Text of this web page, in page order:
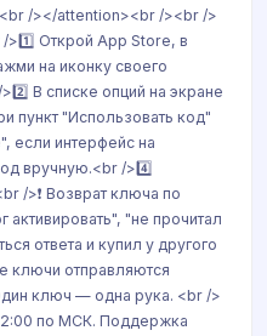
/></attention><br /><br />
/>1️⃣ Открой App Store, в
на иконку своего
В списке опций на экране
пункт "Использовать код"
если интерфейс на
вручную.<br />4️⃣
/>❗ Возврат ключа по
активировать", "не прочитал
ответа и купил у другого
ключи отправляются
ключ — одна рука. <br />
по МСК. Поддержка